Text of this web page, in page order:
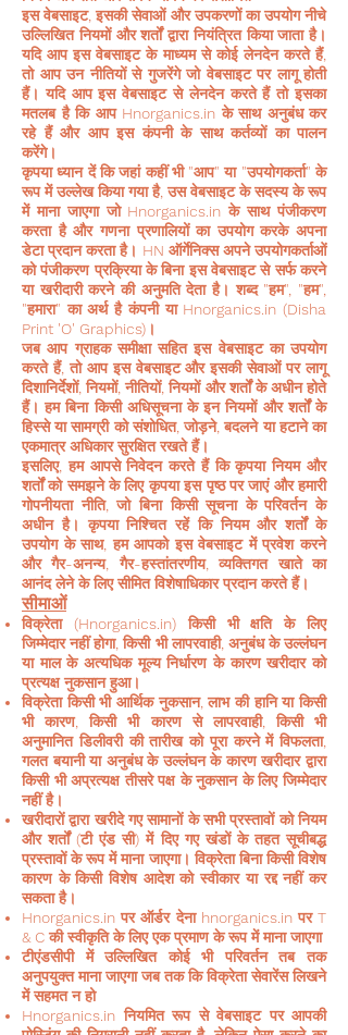
इस वेबसाइट, इसकी सेवाओं और उपकरणों का उपयोग नीचे
उल्लिखित नियमों और शर्तों द्वारा नियंत्रित किया जाता है।
यदि आप इस वेबसाइट के माध्यम से कोई लेनदेन करते हैं,
तो आप उन नीतियों से गुजरेंगे जो वेबसाइट पर लागू होती
हैं। यदि आप इस वेबसाइट से लेनदेन करते हैं तो इसका
मतलब है कि आप Hnorganics.in के साथ अनुबंध कर
रहे हैं और आप इस कंपनी के साथ कर्तव्यों का पालन
करेंगे।
कृपया ध्यान दें कि जहां कहीं भी "आप" या "उपयोगकर्ता" के
रूप में उल्लेख किया गया है, उस वेबसाइट के सदस्य के रूप
में माना जाएगा जो Hnorganics.in के साथ पंजीकरण
करता है और गणना प्रणालियों का उपयोग करके अपना
डेटा प्रदान करता है। HN ऑर्गेनिक्स अपने उपयोगकर्ताओं
को पंजीकरण प्रक्रिया के बिना इस वेबसाइट से सर्फ करने
या खरीदारी करने की अनुमति देता है। शब्द "हम", "हम",
"हमारा" का अर्थ है कंपनी या Hnorganics.in (Disha
Print 'O' Graphics)।
जब आप ग्राहक समीक्षा सहित इस वेबसाइट का उपयोग
करते हैं, तो आप इस वेबसाइट और इसकी सेवाओं पर लागू
दिशानिर्देशों, नियमों, नीतियों, नियमों और शर्तों के अधीन होते
हैं। हम बिना किसी अधिसूचना के इन नियमों और शर्तों के
हिस्से या सामग्री को संशोधित, जोड़ने, बदलने या हटाने का
एकमात्र अधिकार सुरक्षित रखते हैं।
इसलिए, हम आपसे निवेदन करते हैं कि कृपया नियम और
शर्तों को समझने के लिए कृपया इस पृष्ठ पर जाएं और हमारी
गोपनीयता नीति, जो बिना किसी सूचना के परिवर्तन के
अधीन है। कृपया निश्चित रहें कि नियम और शर्तों के
उपयोग के साथ, हम आपको इस वेबसाइट में प्रवेश करने
और गैर-अनन्य, गैर-हस्तांतरणीय, व्यक्तिगत खाते का
आनंद लेने के लिए सीमित विशेषाधिकार प्रदान करते हैं।
सीमाओं
विक्रेता (Hnorganics.in) किसी भी क्षति के लिए
जिम्मेदार नहीं होगा, किसी भी लापरवाही, अनुबंध के उल्लंघन
या माल के अत्यधिक मूल्य निर्धारण के कारण खरीदार को
प्रत्यक्ष नुकसान हुआ।
विक्रेता किसी भी आर्थिक नुकसान, लाभ की हानि या किसी
भी कारण, किसी भी कारण से लापरवाही, किसी भी
अनुमानित डिलीवरी की तारीख को पूरा करने में विफलता,
गलत बयानी या अनुबंध के उल्लंघन के कारण खरीदार द्वारा
किसी भी अप्रत्यक्ष तीसरे पक्ष के नुकसान के लिए जिम्मेदार
नहीं है।
खरीदारों द्वारा खरीदे गए सामानों के सभी प्रस्तावों को नियम
और शर्तों (टी एंड सी) में दिए गए खंडों के तहत सूचीबद्ध
प्रस्तावों के रूप में माना जाएगा। विक्रेता बिना किसी विशेष
कारण के किसी विशेष आदेश को स्वीकार या रद्द नहीं कर
सकता है।
Hnorganics.in पर ऑर्डर देना hnorganics.in पर T
& C की स्वीकृति के लिए एक प्रमाण के रूप में माना जाएगा
टीएंडसीपी में उल्लिखित कोई भी परिवर्तन तब तक
अनुपयुक्त माना जाएगा जब तक कि विक्रेता सेवारेंस लिखने
में सहमत न हो
Hnorganics.in नियमित रूप से वेबसाइट पर आपकी